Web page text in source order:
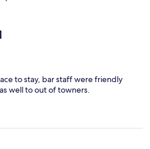
to stay, bar staff were friendly
well to out of towners.